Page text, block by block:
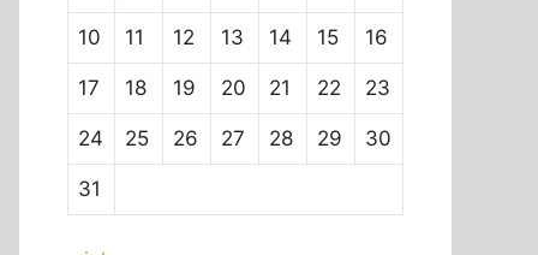
10 11 12 13 14 15 16
17 18 19 20 21 22 23
24 25 26 27 28 29 30
31